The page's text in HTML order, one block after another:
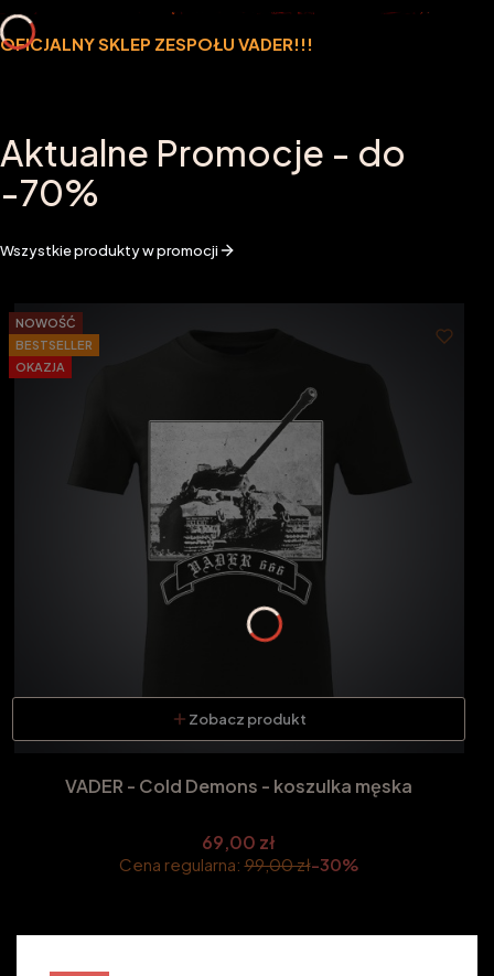
OFICJALNY SKLEP ZESPOŁU VADER!!!
Aktualne Promocje - do
-70%
Wszystkie produkty w promocji
OKAZJA
BESTSELLER
NOWOŚĆ
Zobacz produkt
VADER - Cold Demons - koszulka męska
69,00 zł
Cena regularna: 99,00 zł-30%